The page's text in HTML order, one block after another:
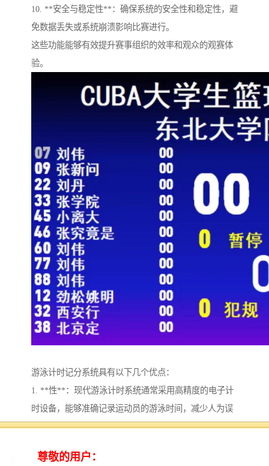
10. **安全与稳定性**：确保系统的安全性和稳定性，避
免数据丢失或系统崩溃影响比赛进行。
这些功能能够有效提升赛事组织的效率和观众的观赛体
验。
游泳计时记分系统具有以下几个优点：
1. **性**：现代游泳计时系统通常采用高精度的电子计
时设备，能够准确记录运动员的游泳时间，减少人为误
差。
和运动员能够迅速获取信息，增强比赛的观赏性和参与